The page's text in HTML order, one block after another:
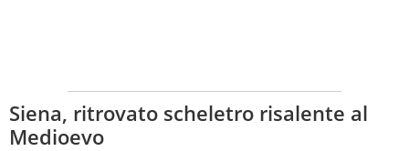
Siena, ritrovato scheletro risalente al
Medioevo